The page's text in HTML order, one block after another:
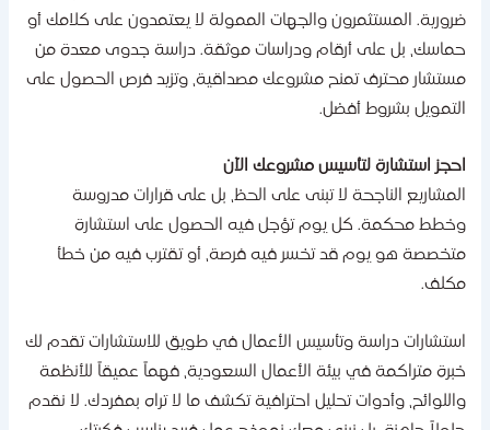
المستثمرون والجهات الممولة لا يعتمدون على كلامك أو
بل على أرقام ودراسات موثقة. دراسة جدوى معدة من
محترف تمنح مشروعك مصداقية، وتزيد فرص الحصول على
بشروط أفضل.
استشارة لتأسيس مشروعك الآن
الناجحة لا تبنى على الحظ، بل على قرارات مدروسة
محكمة. كل يوم تؤجل فيه الحصول على استشارة
هو يوم قد تخسر فيه فرصة، أو تقترب فيه من خطأ
دراسة وتأسيس الأعمال في طويق للاستشارات تقدم لك
متراكمة في بيئة الأعمال السعودية، فهماً عميقاً للأنظمة
وأدوات تحليل احترافية تكشف ما لا تراه بمفردك. لا نقدم